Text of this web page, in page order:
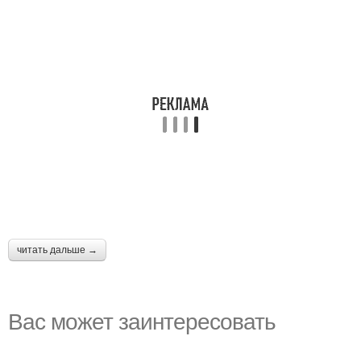
читать дальше →
Вас может заинтересовать